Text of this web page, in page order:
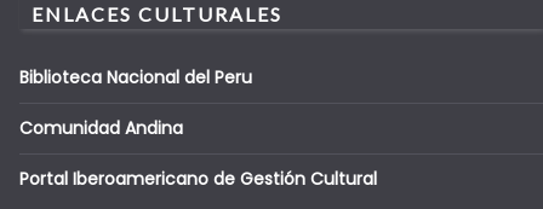
ENLACES CULTURALES
Biblioteca Nacional del Peru
Comunidad Andina
Portal Iberoamericano de Gestión Cultural